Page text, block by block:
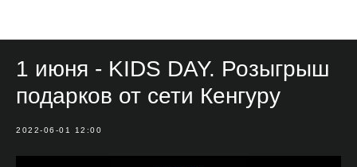
1 июня - KIDS DAY. Розыгрыш
подарков от сети Кенгуру
2022-06-01 12:00